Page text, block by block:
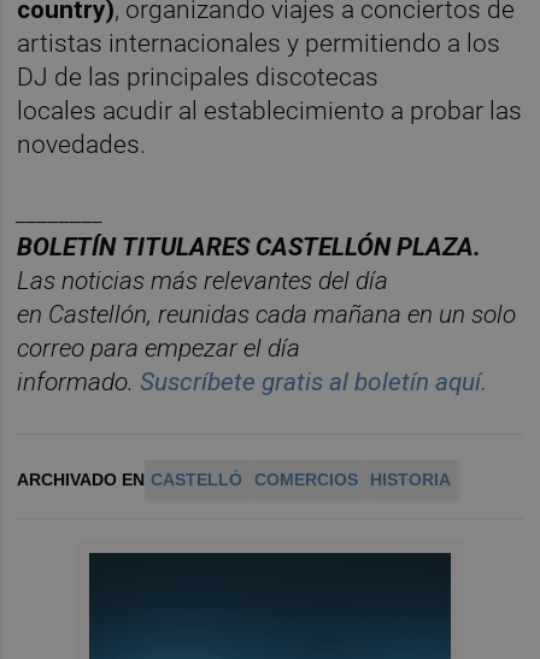
country), organizando viajes a conciertos de
artistas internacionales y permitiendo a los
DJ de las principales discotecas
locales acudir al establecimiento a probar las
novedades.
BOLETÍNTITULARES CASTELLÓNPLAZA.
Las noticias más relevantes del día
en Castellón, reunidas cada mañana en un solo
correo para empezar el día
informado. Suscríbete gratis alboletín aquí.
ARCHIVADO EN CASTELLÓ COMERCIOS HISTORIA